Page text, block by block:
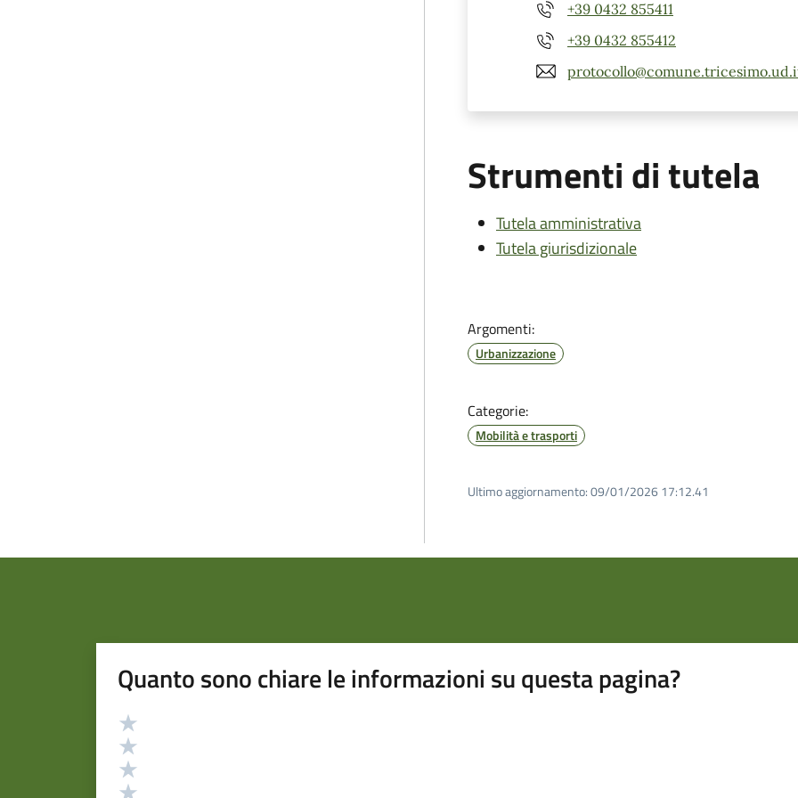
+39 0432 855411
+39 0432 855412
Strumenti di tutela
Tutela amministrativa
Tutela giurisdizionale
Argomenti:
Urbanizzazione
Categorie:
Mobilità e trasporti
Ultimo aggiornamento:09/01/2026 17:12.41
Quanto sono chiare le informazioni su questa pagina?
Valutazione